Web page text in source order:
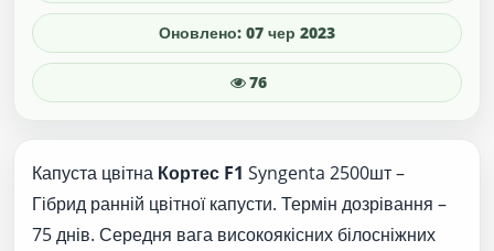
Оновлено: 07 чер 2023
76
Капуста цвітна Кортес F1 Syngenta 2500шт –
Гібрид ранній цвітної капусти. Термін дозрівання –
75 днів. Середня вага високоякісних білосніжних